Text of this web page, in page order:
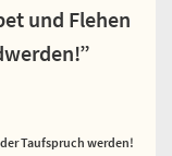
und Flehen
Taufspruch werden!